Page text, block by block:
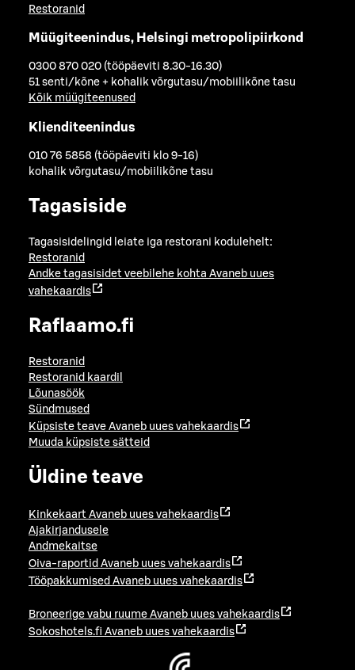
Restoranid
Müügiteenindus, Helsingi metropolipiirkond
0300 870 020 (tööpäeviti 8.30-16.30)
51 senti/kõne + kohalik võrgutasu/mobiilikõne tasu
Kõik müügiteenused
Klienditeenindus
010 76 5858 (tööpäeviti klo 9-16)
kohalik võrgutasu/mobiilikõne tasu
Tagasiside
Tagasisidelingid leiate iga restorani kodulehelt:
Restoranid
Andke tagasisidet veebilehe kohta Avaneb uues
vahekaardis
Raflaamo.fi
Restoranid
Restoranid kaardil
Lõunasöök
Sündmused
Küpsiste teave Avaneb uues vahekaardis
Muuda küpsiste sätteid
Üldine teave
Kinkekaart Avaneb uues vahekaardis
Ajakirjandusele
Andmekaitse
Oiva-raportid Avaneb uues vahekaardis
Tööpakkumised Avaneb uues vahekaardis
Broneerige vabu ruume Avaneb uues vahekaardis
Sokoshotels.fi Avaneb uues vahekaardis